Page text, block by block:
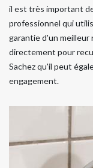
il est très important
professionnel qui
garantie d'un meilleur
directement pour
Sachez qu'il peut
engagement.